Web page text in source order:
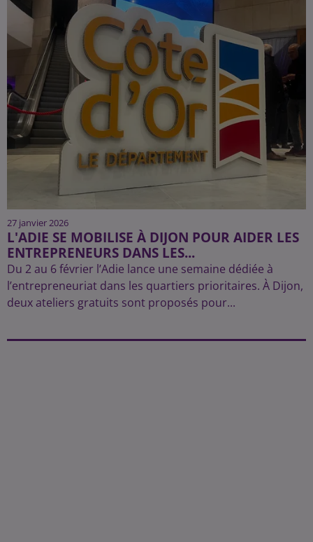
27 janvier 2026
L'ADIE SE MOBILISE À DIJON POUR AIDER LES
ENTREPRENEURS DANS LES...
Du 2 au 6 février l’Adie lance une semaine dédiée à
l’entrepreneuriat dans les quartiers prioritaires. À Dijon,
deux ateliers gratuits sont proposés pour...